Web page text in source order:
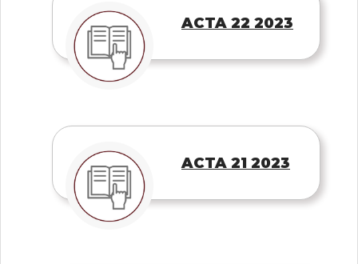
ACTA 22 2023
ACTA 21 2023